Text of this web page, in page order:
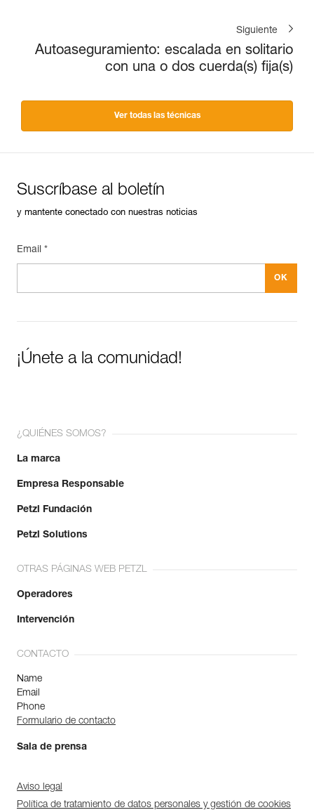
Siguiente
Autoaseguramiento: escalada en solitario
con una o dos cuerda(s) fija(s)
Ver todas las técnicas
Suscríbase al boletín
y mantente conectado con nuestras noticias
Email *
¡Únete a la comunidad!
¿QUIÉNES SOMOS?
La marca
Empresa Responsable
Petzl Fundación
Petzl Solutions
OTRAS PÁGINAS WEB PETZL
Operadores
Intervención
CONTACTO
Name
Email
Phone
Formulario de contacto
Sala de prensa
Aviso legal
Política de tratamiento de datos personales y gestión de cookies